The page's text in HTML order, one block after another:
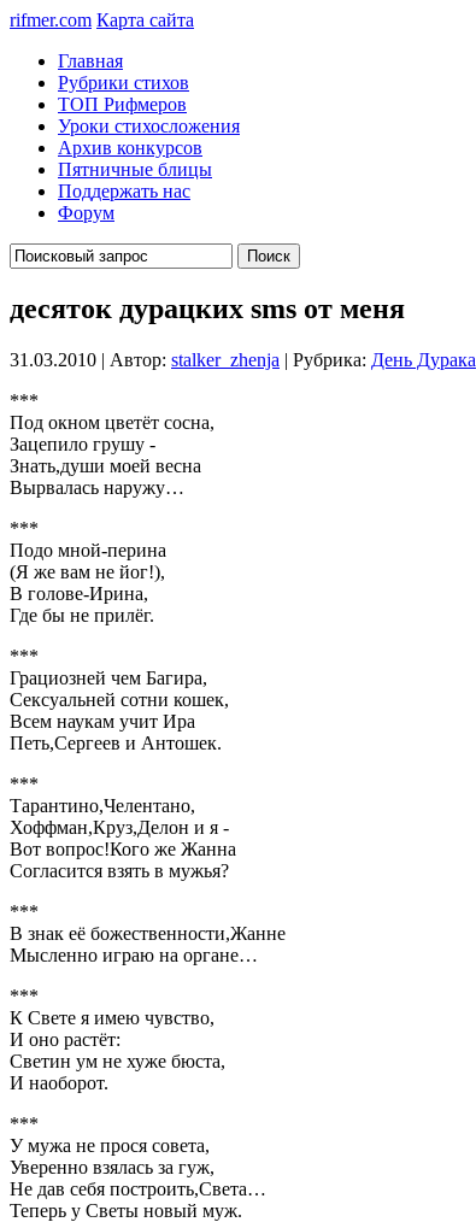
rifmer.com Карта сайта
Главная
Рубрики стихов
ТОП Рифмеров
Уроки стихосложения
Архив конкурсов
Пятничные блицы
Поддержать нас
Форум
десяток дурацких sms от меня
31.03.2010 | Автор: stalker_zhenja | Рубрика: День Дурака
***
Под окном цветёт сосна,
Зацепило грушу -
Знать,души моей весна
Вырвалась наружу…
***
Подо мной-перина
(Я же вам не йог!),
В голове-Ирина,
Где бы не прилёг.
***
Грациозней чем Багира,
Сексуальней сотни кошек,
Всем наукам учит Ира
Петь,Сергеев и Антошек.
***
Тарантино,Челентано,
Хоффман,Круз,Делон и я -
Вот вопрос!Кого же Жанна
Согласится взять в мужья?
***
В знак её божественности,Жанне
Мысленно играю на органе…
***
К Свете я имею чувство,
И оно растёт:
Светин ум не хуже бюста,
И наоборот.
***
У мужа не прося совета,
Уверенно взялась за гуж,
Не дав себя построить,Света…
Теперь у Светы новый муж.